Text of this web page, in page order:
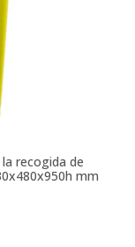
recogida de
mm